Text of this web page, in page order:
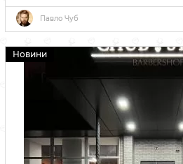
Павло Чуб
Новини